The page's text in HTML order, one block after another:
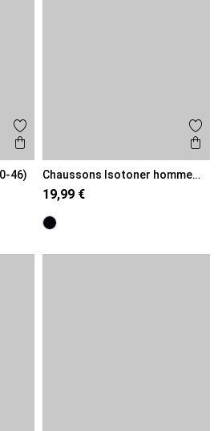
Ajouter aux favoris
Aperçu rapide
46)
Chaussons Isotoner homme
marine (40-46)
19,99 €